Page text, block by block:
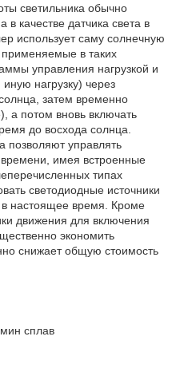
светильника обычно
в качестве датчика света в
использует саму солнечную
в таких
управления нагрузкой и
нагрузку) через
затем временно
а потом вновь включать
до восхода солнца.
позволяют управлять
имея встроенные
типах
светодиодные источники
настоящее время. Кроме
движения для включения
экономить
снижает общую стоимость
сплав